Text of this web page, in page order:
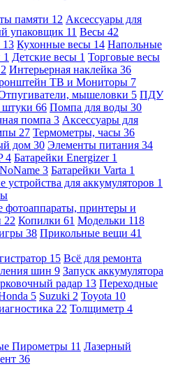
памяти 12 Аксессуары для
упаковщик 11 Весы 42
13 Кухонные весы 14 Напольные
1 Детские весы 1 Торговые весы
Интерьерная наклейка 36
ТВ и Мониторы 7
мышеловки 5 ПДУ
66 Помпа для воды 30
помпа 3 Аксессуары для
27 Термометры, часы 36
дом 30 Элементы питания 34
4 Батарейки Energizer 1
3 Батарейки Varta 1
устройства для аккумуляторов 1
фотоаппараты, принтеры и
22 Копилки 61 Модельки 118
38 Прикольные вещи 41
15 Всё для ремонта
шин 9 Запуск аккумулятора
радар 13 Переходные
5 Suzuki 2 Toyota 10
22 Толщиметр 4
Пирометры 11 Лазерный
36